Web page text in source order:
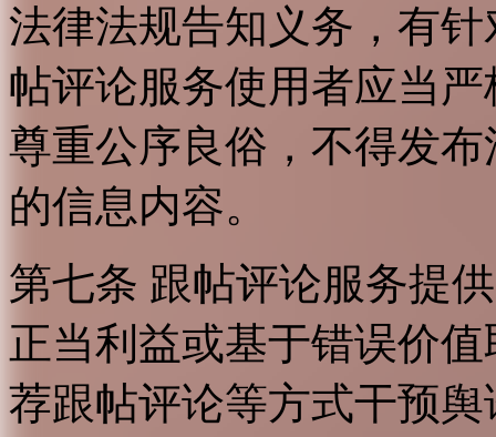
法律法规告知义务，有
帖评论服务使用者应当
尊重公序良俗，不得发
的信息内容。
第七条 跟帖评论服务提
正当利益或基于错误价
荐跟帖评论等方式干预